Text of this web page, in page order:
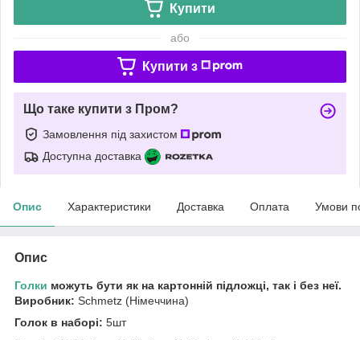
Купити
або
Купити з
Що таке купити з Пром?
Замовлення під захистом
Доступна доставка
Опис Характеристики Доставка Оплата Умови
Опис
Голки можуть бути як на картонній підложці, так і без неї.
Виробник: Schmetz (Німеччина)
Голок в наборі: 5шт